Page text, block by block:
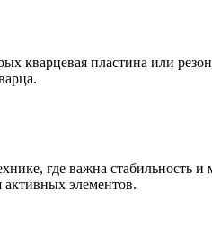
кварцевая пластина или
где важна
элементов.